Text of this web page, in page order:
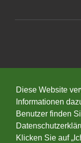
Diese Website
Informationen
Benutzer finden
Klicken Sie auf